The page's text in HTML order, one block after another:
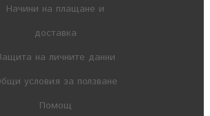
Начини на плащане и
доставка
на личните данни
условия за ползване
Помощ